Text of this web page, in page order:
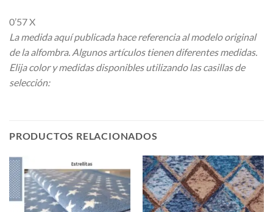
0’57 X
La medida aquí publicada hace referencia al modelo original
de la alfombra. Algunos artículos tienen diferentes medidas.
Elija color y medidas disponibles utilizando las casillas de
selección:
PRODUCTOS RELACIONADOS